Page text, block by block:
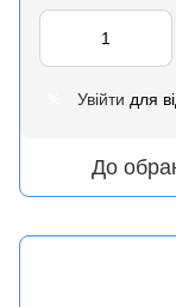
Увійти для
До